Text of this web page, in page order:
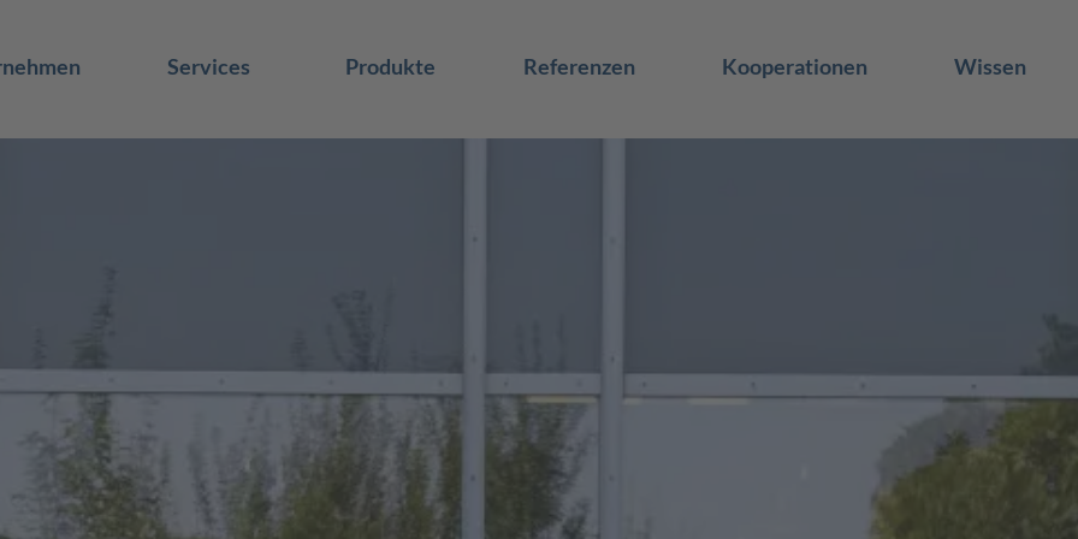
Services Produkte Referenzen Kooperationen Wissen